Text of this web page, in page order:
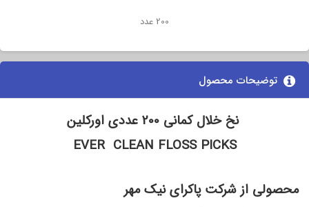
200 عدد
توضیحات محصول
نخ خلال کمانی 200 عددی اورکلین
EVER CLEAN FLOSS PICKS
محصولی از شرکت پاکرای نیک مهر